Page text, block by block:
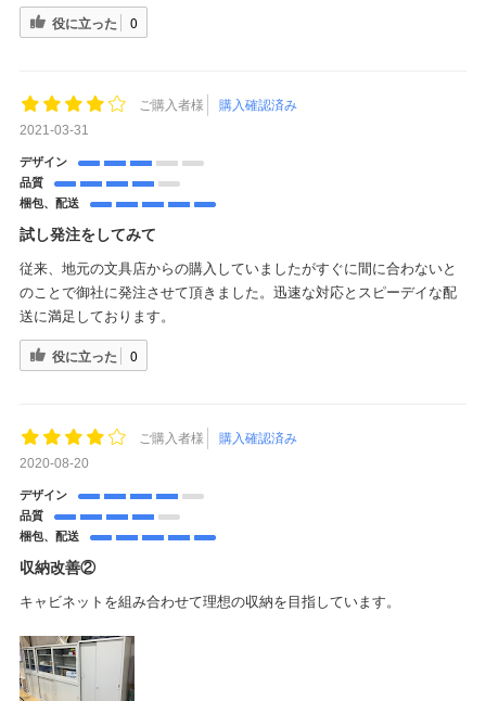
役に立った 0
ご購入者様
購入確認済み
2021-03-31
デザイン
品質
梱包、配送
試し発注をしてみて
従来、地元の文具店からの購入していましたがすぐに間に合わないと
のことで御社に発注させて頂きました。迅速な対応とスピーデイな配
送に満足しております。
役に立った 0
ご購入者様
購入確認済み
2020-08-20
デザイン
品質
梱包、配送
収納改善②
キャビネットを組み合わせて理想の収納を目指しています。